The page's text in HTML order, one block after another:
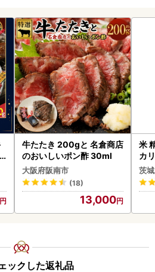
牛たたき 200gと 名倉商店
のおいしいポン酢 30ml
大阪府阪南市
(18)
13,000
米
カ
茨
ックした返礼品